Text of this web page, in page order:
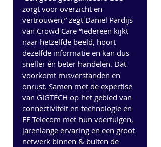
zorgt voor overzicht en
vertrouwen,” zegt Daniël Pardijs
van Crowd Care “Iedereen kijkt
naar hetzelfde beeld, hoort
dezelfde informatie en kan dus
sneller én beter handelen. Dat
voorkomt misverstanden en
onrust. Samen met de expertise
van GIGTECH op het gebied van
connectiviteit en technologie en
FE Telecom met hun voertuigen,
jarenlange ervaring en een groot
netwerk binnen & buiten de